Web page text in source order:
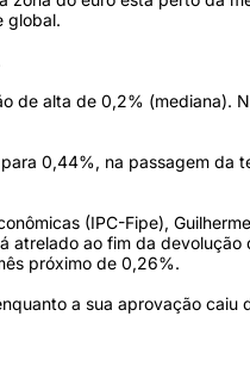
global.
de alta de 0,2% (mediana).
0,44%, na passagem da
(IPC-Fipe),
atrelado ao fim da devolução
próximo de 0,26%.
a sua aprovação caiu